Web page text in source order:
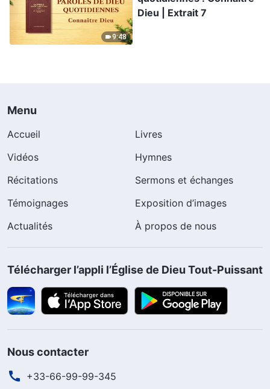
9:48
Dieu | Extrait 7
Menu
Accueil
Livres
Vidéos
Hymnes
Récitations
Sermons et échanges
Témoignages
Exposition d’images
Actualités
À propos de nous
Télécharger l’appli l’Église de Dieu Tout-Puissant
Nous contacter
+33-66-99-99-345